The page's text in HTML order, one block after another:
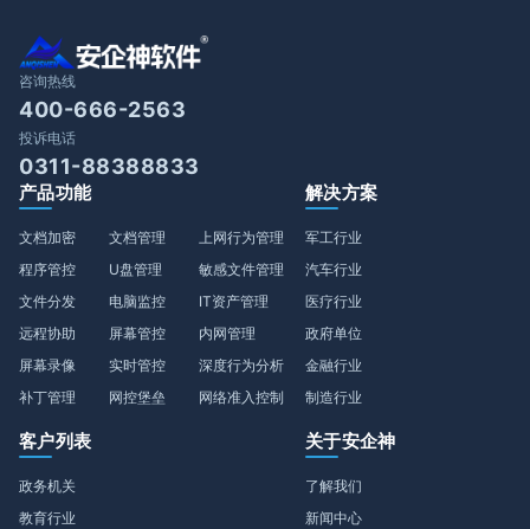
咨询热线
400-666-2563
投诉电话
0311-88388833
产品功能
文档加密
程序管控
文件分发
远程协助
屏幕录像
补丁管理
文档管理
U盘管理
电脑监控
屏幕管控
实时管控
网控堡垒
上网行为管理
敏感文件管理
IT资产管理
内网管理
深度行为分析
网络准入控制
解决方案
军工行业
汽车行业
医疗行业
政府单位
金融行业
制造行业
客户列表
政务机关
教育行业
关于安企神
了解我们
新闻中心